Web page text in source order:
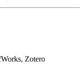
Zotero